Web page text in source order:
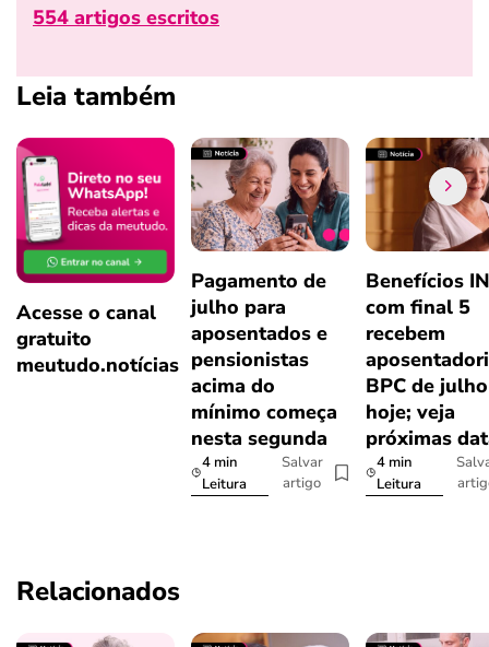
554 artigos escritos
Leia também
Acesse o canal
gratuito
meutudo.notícias
Pagamento de
julho para
aposentados e
pensionistas
acima do
mínimo começa
nesta segunda
4 min
Leitura
Salvar
artigo
Benefícios
com final 5
recebem
BPC de julho
hoje; veja
próximas
4 min
Leitura
Relacionados